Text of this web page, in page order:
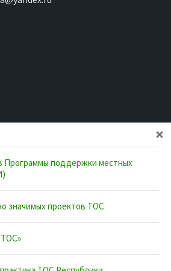
Программы поддержки местных
значимых проектов ТОС